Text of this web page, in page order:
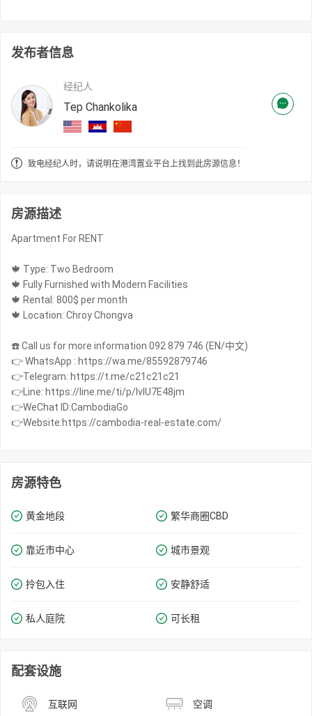
发布者信息
经纪人
Tep Chankolika
致电经纪人时，请说明在港湾置业平台上找到此房源信息！
房源描述
Apartment For RENT
🍁 Type: Two Bedroom
🍁 Fully Furnished with Modern Facilities
🍁 Rental: 800$ per month
🍁 Location: Chroy Chongva
☎️ Call us for more information 092 879 746 (EN/中文)
👉 WhatsApp : https://wa.me/85592879746
👉Telegram: https://t.me/c21c21c21
👉Line: https://line.me/ti/p/IvIU7E48jm
👉WeChat ID:CambodiaGo
👉Website:https://cambodia-real-estate.com/
房源特色
黄金地段 繁华商圈​​CBD
靠近市中心 城市景观
拎包入住 安静舒适
私人庭院 可长租
配套设施
互联网 空调